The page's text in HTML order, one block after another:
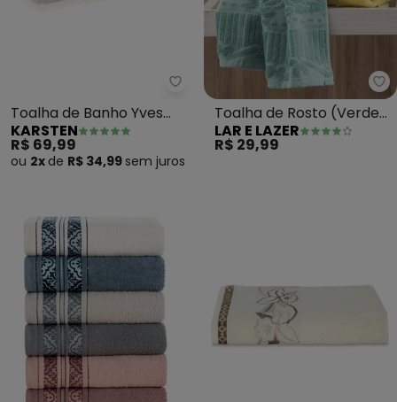
Karsten - Toalha de Banho
Toalha de Banho Yves
(Cinza)
KARSTEN
R$ 69,99
ou 2x de R$ 34,99 sem juros
Toalha de Rosto (Verde)
1 Peça
LAR E LAZER
R$ 29,99